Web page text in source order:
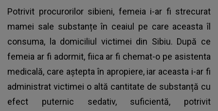
Potrivit procurorilor sibieni, femeia i-ar fi strecurat
mamei sale substanțe în ceaiul pe care aceasta îl
consuma, la domiciliul victimei din Sibiu. După ce
femeia ar fi adormit, fiica ar fi chemat-o pe asistenta
medicală, care aștepta în apropiere, iar aceasta i-ar fi
administrat victimei o altă cantitate de substanță cu
efect puternic sedativ, suficientă, potrivit